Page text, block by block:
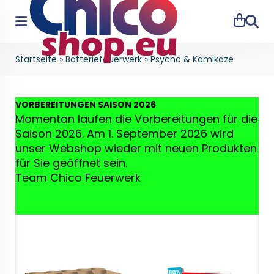
Suche
Startseite »Batteriefeuerwerk»Psycho & Kamikaze
VORBEREITUNGEN SAISON 2026
Momentan laufen die Vorbereitungen für die
Saison 2026. Am 1. September 2026 wird
unser Webshop wieder mit neuen Produkten
für Sie geöffnet sein.
Team Chico Feuerwerk